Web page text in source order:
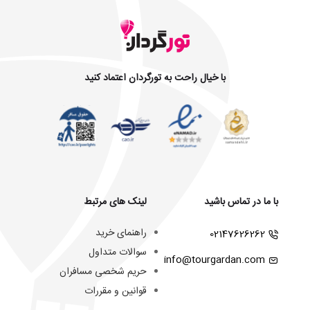
با خیال راحت به تورگردان اعتماد کنید
با ما در تماس باشید
02147626262
info@tourgardan.com
لینک های مرتبط
راهنمای خرید
سوالات متداول
حریم شخصی مسافران
قوانین و مقررات